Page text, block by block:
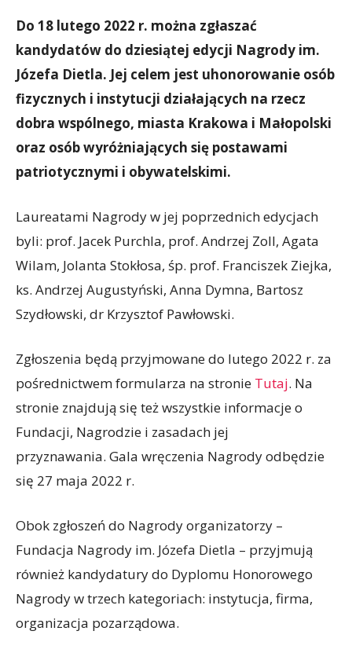
Do 18 lutego 2022 r. można zgłaszać
kandydatów do dziesiątej edycji Nagrody im.
Józefa Dietla. Jej celem jest uhonorowanie osób
fizycznych i instytucji działających na rzecz
dobra wspólnego, miasta Krakowa i Małopolski
oraz osób wyróżniających się postawami
patriotycznymi i obywatelskimi.
Laureatami Nagrody w jej poprzednich edycjach
byli: prof. Jacek Purchla, prof. Andrzej Zoll, Agata
Wilam, Jolanta Stokłosa, śp. prof. Franciszek Ziejka,
ks. Andrzej Augustyński, Anna Dymna, Bartosz
Szydłowski, dr Krzysztof Pawłowski.
Zgłoszenia będą przyjmowane do lutego 2022 r. za
pośrednictwem formularza na stronie Tutaj. Na
stronie znajdują się też wszystkie informacje o
Fundacji, Nagrodzie i zasadach jej
przyznawania. Gala wręczenia Nagrody odbędzie
się 27 maja 2022 r.
Obok zgłoszeń do Nagrody organizatorzy –
Fundacja Nagrody im. Józefa Dietla – przyjmują
również kandydatury do Dyplomu Honorowego
Nagrody w trzech kategoriach: instytucja, firma,
organizacja pozarządowa.